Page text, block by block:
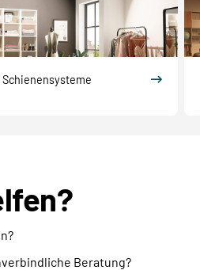
Schienensysteme
Beratung?